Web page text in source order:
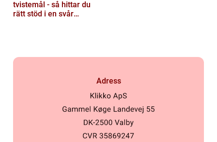
tvistemål - så hittar du
rätt stöd i en svår
Adress